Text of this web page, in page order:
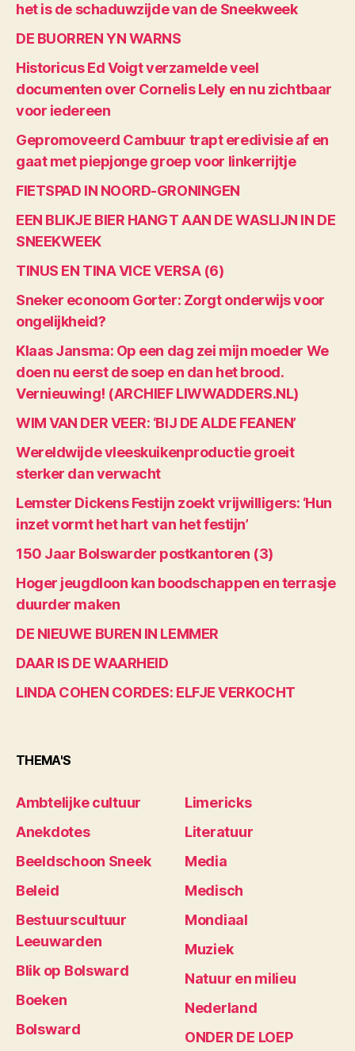
het is de schaduwzijde van de Sneekweek
DE BUORREN YN WARNS
Historicus Ed Voigt verzamelde veel
documenten over Cornelis Lely en nu zichtbaar
voor iedereen
Gepromoveerd Cambuur trapt eredivisie af en
gaat met piepjonge groep voor linkerrijtje
FIETSPAD IN NOORD-GRONINGEN
EEN BLIKJE BIER HANGT AAN DE WASLIJN IN DE
SNEEKWEEK
TINUS EN TINA VICE VERSA (6)
Sneker econoom Gorter: Zorgt onderwijs voor
ongelijkheid?
Klaas Jansma: Op een dag zei mijn moeder We
doen nu eerst de soep en dan het brood.
Vernieuwing! (ARCHIEF LIWWADDERS.NL)
WIM VAN DER VEER: ‘BIJ DE ALDE FEANEN’
Wereldwijde vleeskuikenproductie groeit
sterker dan verwacht
Lemster Dickens Festijn zoekt vrijwilligers: ‘Hun
inzet vormt het hart van het festijn’
150 Jaar Bolswarder postkantoren (3)
Hoger jeugdloon kan boodschappen en terrasje
duurder maken
DE NIEUWE BUREN IN LEMMER
DAAR IS DE WAARHEID
LINDA COHEN CORDES: ELFJE VERKOCHT
THEMA'S
Ambtelijke cultuur
Anekdotes
Beeldschoon Sneek
Beleid
Bestuurscultuur
Leeuwarden
Blik op Bolsward
Boeken
Bolsward
Limericks
Literatuur
Media
Medisch
Mondiaal
Muziek
Natuur en milieu
Nederland
ONDER DE LOEP